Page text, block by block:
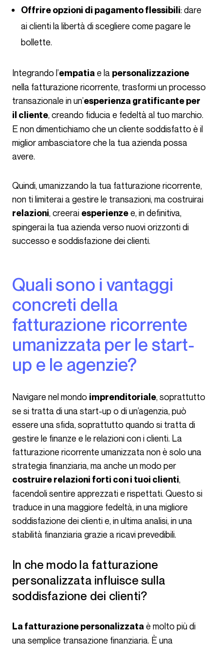
Offrire opzioni di pagamento flessibili: dare
ai clienti la libertà di scegliere come pagare le
bollette.
Integrando l’empatia e la personalizzazione
nella fatturazione ricorrente, trasformi un processo
transazionale in un’esperienza gratificante per
il cliente, creando fiducia e fedeltà al tuo marchio.
E non dimentichiamo che un cliente soddisfatto è il
miglior ambasciatore che la tua azienda possa
avere.
Quindi, umanizzando la tua fatturazione ricorrente,
non ti limiterai a gestire le transazioni, ma costruirai
relazioni, creerai esperienzee, in definitiva,
spingerai la tua azienda verso nuovi orizzonti di
successo e soddisfazione dei clienti.
Quali sono i vantaggi
concreti della
fatturazione ricorrente
umanizzata per le start-
up e le agenzie?
Navigare nel mondo imprenditoriale, soprattutto
se si tratta di una start-up o di un’agenzia, può
essere una sfida, soprattutto quando si tratta di
gestire le finanze e le relazioni con i clienti. La
fatturazione ricorrente umanizzata non è solo una
strategia finanziaria, ma anche un modo per
costruire relazioni forti con i tuoi clienti,
facendoli sentire apprezzati e rispettati. Questo si
traduce in una maggiore fedeltà, in una migliore
soddisfazione dei clienti e, in ultima analisi, in una
stabilità finanziaria grazie a ricavi prevedibili.
In che modo la fatturazione
personalizzata influisce sulla
soddisfazione dei clienti?
La fatturazione personalizzata è molto più di
una semplice transazione finanziaria. È una